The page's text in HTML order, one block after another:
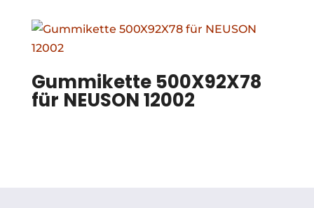
Gummikette 500X92X78
für NEUSON 12002